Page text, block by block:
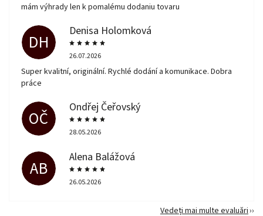
mám výhrady len k pomalému dodaniu tovaru
DH
Denisa Holomková
26.07.2026
Super kvalitní, originální. Rychlé dodání a komunikace. Dobra
práce
OČ
Ondřej Čeřovský
28.05.2026
AB
Alena Balážová
26.05.2026
Vedeți mai multe evaluări